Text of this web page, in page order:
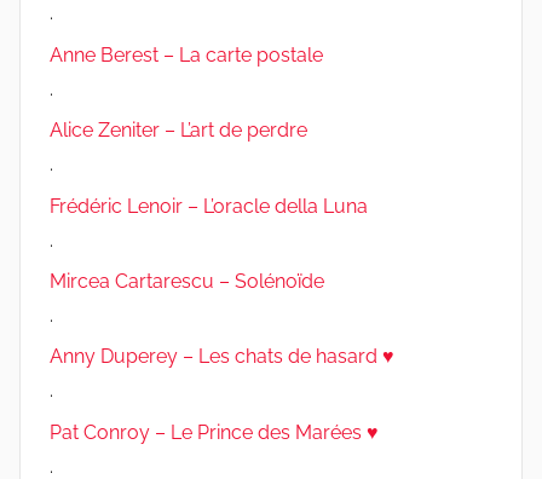
.
Anne Berest – La carte postale
.
Alice Zeniter – L’art de perdre
.
Frédéric Lenoir – L’oracle della Luna
.
Mircea Cartarescu – Solénoïde
.
Anny Duperey – Les chats de hasard ♥
.
Pat Conroy – Le Prince des Marées ♥
.